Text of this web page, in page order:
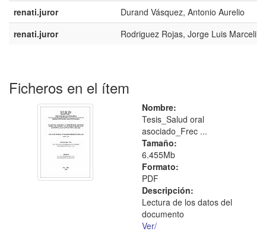
renati.juror
Durand Vásquez, Antonio Aurelio
renati.juror
Rodriguez Rojas, Jorge Luis Marcelino
Ficheros en el ítem
Nombre:
Tesis_Salud oral
asociado_Frec ...
Tamaño:
6.455Mb
Formato:
PDF
Descripción:
Lectura de los datos del
documento
Ver/